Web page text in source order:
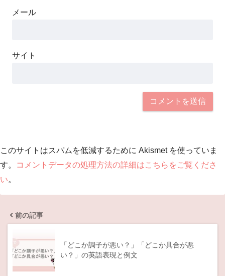
メール
サイト
このサイトはスパムを低減するために Akismet を使っていま
す。
コメントデータの処理方法の詳細はこちらをご覧くださ
い。
前の記事
「どこか調子が悪い？」「どこか具合が悪
い？」の英語表現と例文